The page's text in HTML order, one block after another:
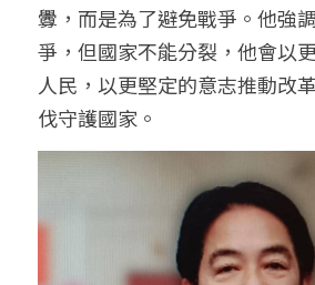
釁，而是為了避免戰爭。他強
爭，但國家不能分裂，他會以
人民，以更堅定的意志推動改
伐守護國家。